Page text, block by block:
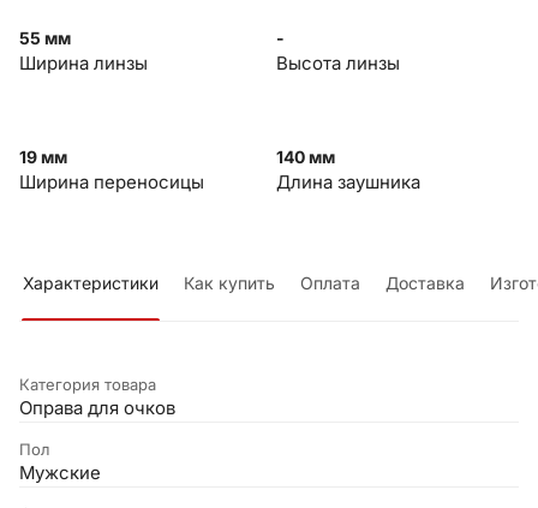
55 мм
Ширина линзы
-
Высота линзы
19 мм
Ширина переносицы
140 мм
Длина заушника
Характеристики Как купить Оплата Доставка
Категория товара
Оправа для очков
Пол
Мужские